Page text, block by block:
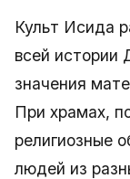
Культ Исида
всей истории
значения
При храмах,
религиозные
людей из